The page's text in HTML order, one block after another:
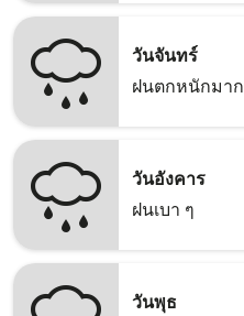
วันจันทร์
ฝนตกหนักมาก
วันอังคาร
ฝนเบา ๆ
วันพุธ